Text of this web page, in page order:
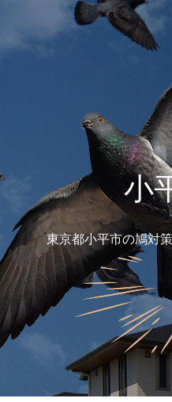
小
東京都小平市の鳩対